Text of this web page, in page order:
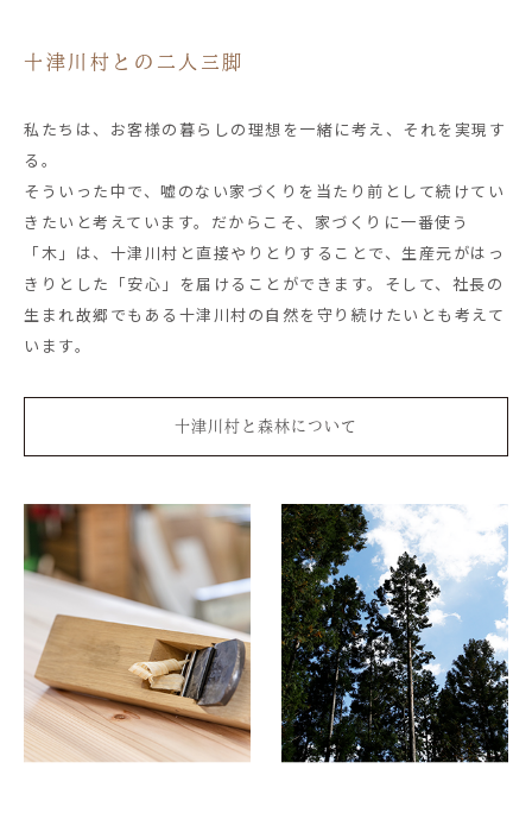
十津川村との二人三脚
私たちは、お客様の暮らしの理想を一緒に考え、それを実現す
る。
そういった中で、嘘のない家づくりを当たり前として続けてい
きたいと考えています。だからこそ、家づくりに一番使う
「木」は、十津川村と直接やりとりすることで、生産元がはっ
きりとした「安心」を届けることができます。そして、社長の
生まれ故郷でもある十津川村の自然を守り続けたいとも考えて
います。
十津川村と森林について